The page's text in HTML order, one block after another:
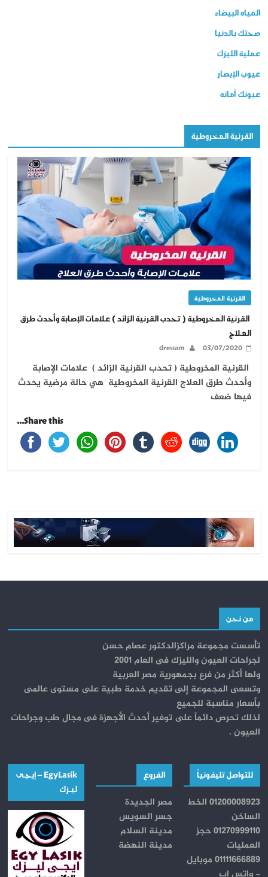
المياه البيضاء
صحتك بالدنيا
عملية الليزك
عيوب الإبصار
عيونك أمانه
القرنية المخروطية
القرنية المخروطية
القرنية المخروطية ( تحدب القرنية الزائد ) علامات الإصابة وأحدث طرق
العلاج
03/07/2020
dressam
القرنية المخروطية ( تحدب القرنية الزائد ) علامات الإصابة
وأحدث طرق العلاج القرنية المخروطية هي حالة مرضية يحدث
فيها ضعف
Share this...
من نحن
تأسست مجموعة مراكزالدكتور عصام حسن
لجراحات العيون والليزك فى العام 2001
ولها أكثر من فرع بجمهورية مصر العربية
وتسعى المجموعة إلى تقديم خدمة طبية على مستوى عالمى
بأسعار مناسبة للجميع
لذلك تحرص دائماً على توفير أحدث الأجهزة فى مجال طب وجراحات
العيون .
للتواصل تليفونياً
01200008923 الخط
الساخن
01270999110 حجز
العمليات
01111666889 موبايل
الفروع
مصر الجديدة
جسر السويس
مدينة السلام
مدينة النهضة
EgyLasik – إيجــى
ليـــزك